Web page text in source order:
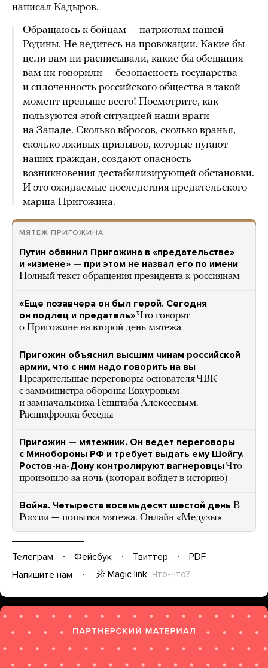
написал Кадыров.
Обращаюсь к бойцам — патриотам нашей
Родины. Не ведитесь на провокации. Какие бы
цели вам ни расписывали, какие бы обещания
вам ни говорили — безопасность государства
и сплоченность российского общества в такой
момент превыше всего! Посмотрите, как
пользуются этой ситуацией наши враги
на Западе. Сколько вбросов, сколько вранья,
сколько лживых призывов, которые пугают
наших граждан, создают опасность
возникновения дестабилизирующей обстановки.
И это ожидаемые последствия предательского
марша Пригожина.
МЯТЕЖ ПРИГОЖИНА
Путин обвинил Пригожина в «предательстве»
и «измене» — при этом не назвал его по имени
Полный текст обращения президента к россиянам
«Еще позавчера он был герой. Сегодня
он подлец и предатель»Что говорят
о Пригожине на второй день мятежа
Пригожин объяснил высшим чинам российской
армии, что с ним надо говорить на вы
Презрительные переговоры основателя ЧВК
с замминистра обороны Евкуровым
и замначальника Генштаба Алексеевым.
Расшифровка беседы
Пригожин — мятежник. Он ведет переговоры
с Минобороны РФ и требует выдать ему Шойгу.
Ростов-на-Дону контролируют вагнеровцыЧто
произошло за ночь (которая войдет в историю)
Война. Четыреста восемьдесят шестой день В
России — попытка мятежа. Онлайн «Медузы»
Телеграм Фейсбук Твиттер
PDF
Напишите нам
Magic link Что-что?